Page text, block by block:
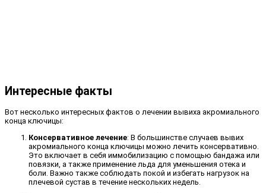
Интересные факты
Вот несколько интересных фактов о лечении вывиха акромиального
конца ключицы:
Консервативное лечение: В большинстве случаев вывих
акромиального конца ключицы можно лечить консервативно.
Это включает в себя иммобилизацию с помощью бандажа или
повязки, а также применение льда для уменьшения отека и
боли. Важно также соблюдать покой и избегать нагрузок на
плечевой сустав в течение нескольких недель.